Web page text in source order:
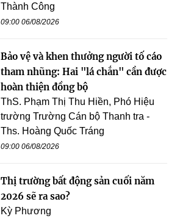
Thành Công
09:00 06/08/2026
Bảo vệ và khen thưởng người tố cáo
tham nhũng: Hai "lá chắn" cần được
hoàn thiện đồng bộ
ThS. Phạm Thị Thu Hiền, Phó Hiệu
trường Trường Cán bộ Thanh tra -
Ths. Hoàng Quốc Tráng
09:00 06/08/2026
Thị trường bất động sản cuối năm
2026 sẽ ra sao?
Kỳ Phương